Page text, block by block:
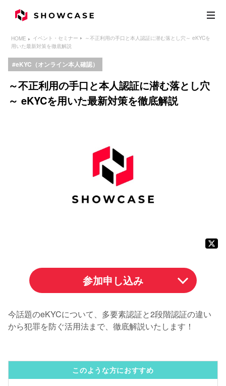
HOME イベント・セミナー
～不正利用の手口と本人認証に潜む落とし穴～ eKYCを
用いた最新対策を徹底解説
eKYC（オンライン本人確認）
～不正利用の手口と本人認証に潜む落とし穴
～ eKYCを用いた最新対策を徹底解説
参加申し込み
今話題のeKYCについて、多要素認証と2段階認証の違い
から犯罪を防ぐ活用法まで、徹底解説いたします！
このような方におすすめ